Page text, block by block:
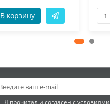
В корзину
Я прочитал и согласен с условиями